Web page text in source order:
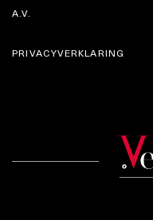
A.V.
PRIVACYVERKLARING